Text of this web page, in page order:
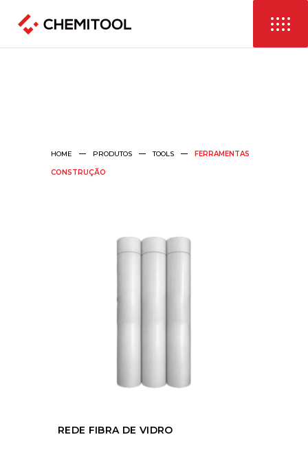
HOME PRODUTOS TOOLS FERRAMENTAS
CONSTRUÇÃO
REDE FIBRA DE VIDRO